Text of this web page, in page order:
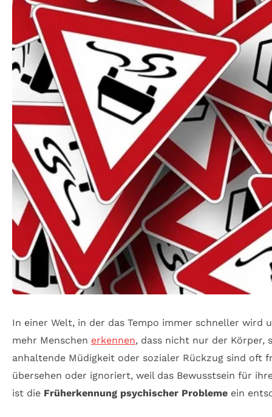
In einer Welt, in der das Tempo immer schneller
mehr Menschen erkennen, dass nicht nur der Körper,
anhaltende Müdigkeit oder sozialer Rückzug sind oft
übersehen oder ignoriert, weil das Bewusstsein für
ist die Früherkennung psychischer Probleme ein